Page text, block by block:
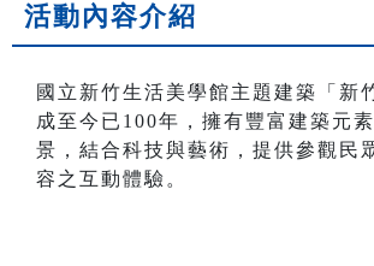
活動內容介紹
國立新竹生活美學館主題建築「新
成至今已100年，擁有豐富建築元
景，結合科技與藝術，提供參觀民
容之互動體驗。